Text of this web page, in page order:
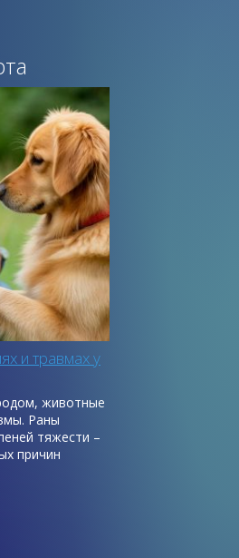
и травмах у
животные
Раны
тяжести –
причин